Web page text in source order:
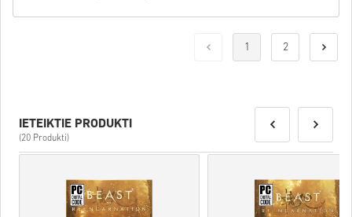
1 2
IETEIKTIE PRODUKTI
(20 Produkti)